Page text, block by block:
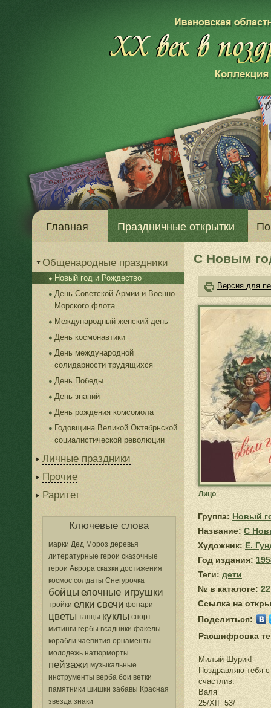
Главная Праздничные открытки
Общенародные праздники
Новый год и Рождество
День Советской Армии и Военно-
Морского флота
Международный женский день
День космонавтики
День международной
солидарности трудящихся
День Победы
День знаний
День рождения комсомола
Годовщина Великой Октябрьской
социалистической революции
Личные праздники
Прочие
Раритет
Ключевые слова
марки Дед Мороз деревья
литературные герои сказочные
герои Аврора сказки достижения
космос солдаты Снегурочка
бойцы елочные игрушки
тройки елки свечи фонари
цветы танцы куклы спорт
митинги гербы всадники факелы
корабли чаепития орнаменты
молодежь натюрморты
пейзажи музыкальные
инструменты верба бои ветки
памятники шишки забавы Красная
звезда знаки
С Новым
Версия для
Лицо
Группа: Новый
Название: С
Художник: Е.
Год издания:
Теги: дети
№ в каталоге: 22
Ссылка на
Поделиться:
Расшифровка
Милый Шурик!
Поздравляю тебя
счастлив.
Валя
25/XII 53/